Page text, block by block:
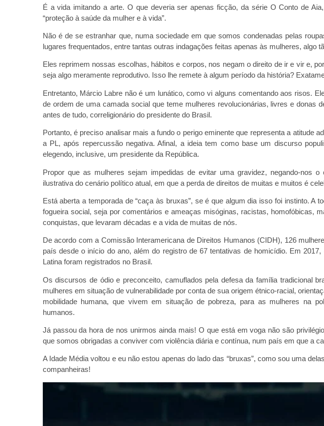
É a vida imitando a arte. O que deveria ser apenas ficção, da série O Conto de
“proteção à saúde da mulher e à vida”.
Não é de se estranhar que, numa sociedade em que somos condenadas pelas
lugares frequentados, entre tantas outras indagações feitas apenas às mulheres, algo
Eles reprimem nossas escolhas, hábitos e corpos, nos negam o direito de ir e vir e,
seja algo meramente reprodutivo. Isso lhe remete à algum período da história?
Entretanto, Márcio Labre não é um lunático, como vi alguns comentando aos risos.
de ordem de uma camada social que teme mulheres revolucionárias, livres e donas
antes de tudo, correligionário do presidente do Brasil.
Portanto, é preciso analisar mais a fundo o perigo eminente que representa a atitude
a PL, após repercussão negativa. Afinal, a ideia tem como base um discurso
elegendo, inclusive, um presidente da República.
Propor que as mulheres sejam impedidas de evitar uma gravidez, negando-nos
ilustrativa do cenário político atual, em que a perda de direitos de muitas e muitos é
Está aberta a temporada de “caça às bruxas”, se é que algum dia isso foi instinto. A
fogueira social, seja por comentários e ameaças misóginas, racistas, homofóbicas,
conquistas, que levaram décadas e a vida de muitas de nós.
De acordo com a Comissão Interamericana de Direitos Humanos (CIDH), 126
país desde o início do ano, além do registro de 67 tentativas de homicídio. Em
Latina foram registrados no Brasil.
Os discursos de ódio e preconceito, camuflados pela defesa da família tradicional
mulheres em situação de vulnerabilidade por conta de sua origem étnico-racial,
mobilidade humana, que vivem em situação de pobreza, para as mulheres na
humanos.
Já passou da hora de nos unirmos ainda mais! O que está em voga não são
que somos obrigadas a conviver com violência diária e contínua, num país em que a
A Idade Média voltou e eu não estou apenas do lado das “bruxas”, como sou uma
companheiras!